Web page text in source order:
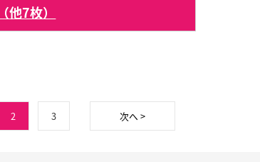
他7枚）
2 3 次へ >